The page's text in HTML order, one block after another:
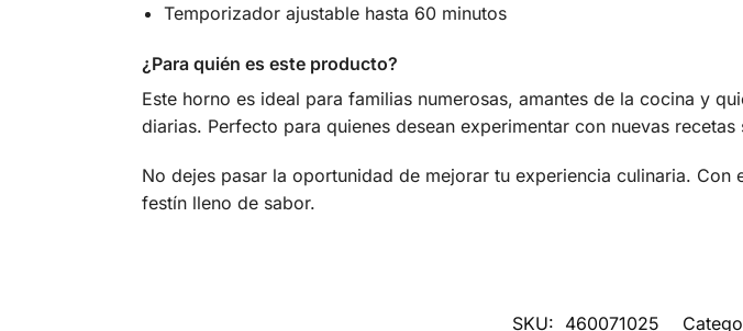
Temporizador ajustable hasta 60 minutos
¿Para quién es este producto?
Este horno es ideal para familias numerosas, amantes de la cocina y
diarias. Perfecto para quienes desean experimentar con nuevas
No dejes pasar la oportunidad de mejorar tu experiencia culinaria. Con
festín lleno de sabor.
SKU: 460071025